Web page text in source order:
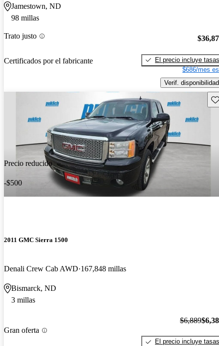
Jamestown, ND
98 millas
Trato justo
Certificados por el fabricante
El precio incluye tasas
$686/mes
Verif. disponibilidad
Precio reducido
-$500
2011 GMC Sierra 1500
Denali Crew Cab AWD 167,848 millas
Bismarck, ND
3 millas
Gran oferta
$6,889
El precio incluye tasas